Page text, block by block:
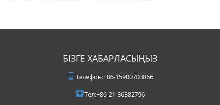
БІЗГЕ ХАБАРЛАСЫҢЫЗ
Телефон:+86-15900703866
Тел:+86-21-36382796